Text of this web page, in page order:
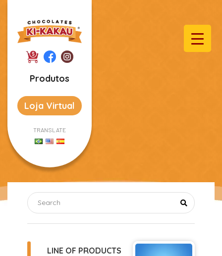
Produtos
Loja Virtual
TRANSLATE
LINE OF PRODUCTS